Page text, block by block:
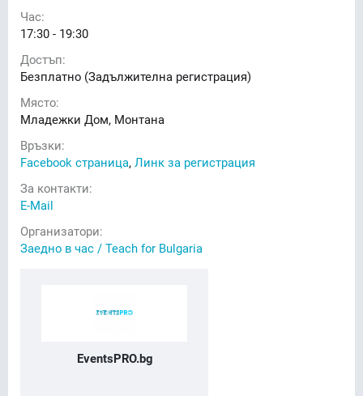
Час:
17:30 - 19:30
Достъп:
Безплатно (Задължителна регистрация)
Място:
Младежки Дом, Монтана
Връзки:
Facebook страница, Линк за регистрация
За контакти:
E-Mail
Организатори:
Заедно в час / Teach for Bulgaria
EventsPRO.bg